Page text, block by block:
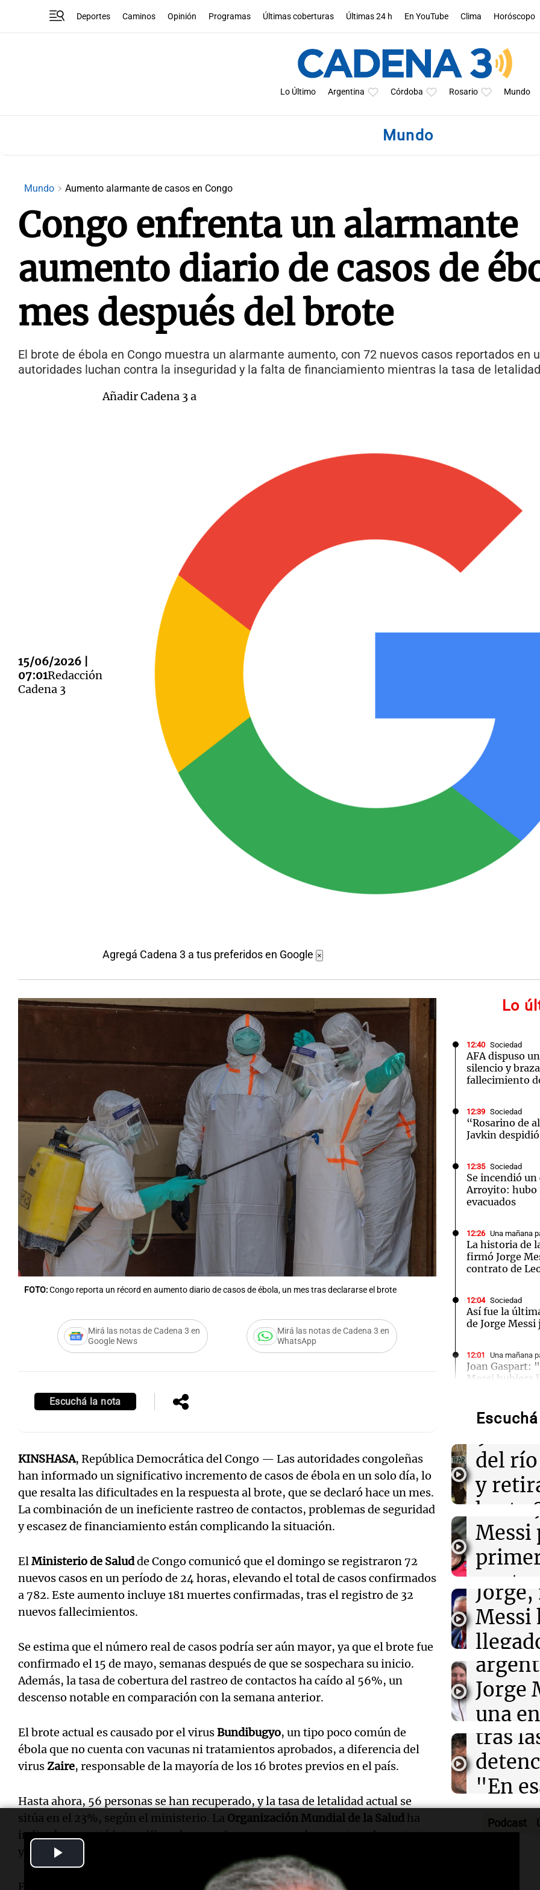
Deportes Caminos Opinión Programas Últimas coberturas Últimas 24 h En YouTube Clima Horóscopo
Lo Último Argentina Córdoba Rosario Mundo
Mundo
Mundo Aumento alarmante de casos en Congo
Congo enfrenta un alarmante
aumento diario de casos de
mes después del brote
El brote de ébola en Congo muestra un alarmante aumento, con 72 nuevos casos reportados en
autoridades luchan contra la inseguridad y la falta de financiamiento mientras la tasa de
15/06/2026 |
07:01Redacción
Cadena 3
Añadir Cadena 3 a
Agregá Cadena 3 a tus preferidos en Google ×
FOTO:Congo reporta un récord en aumento diario de casos de ébola, un mes tras declararse el brote
Mirá las notas de Cadena 3 en
Google News
Mirá las notas de Cadena 3 en
WhatsApp
Escuchá la nota
KINSHASA, República Democrática del Congo — Las autoridades congoleñas
han informado un significativo incremento de casos de ébola en un solo día, lo
que resalta las dificultades en la respuesta al brote, que se declaró hace un mes.
La combinación de un ineficiente rastreo de contactos, problemas de seguridad
y escasez de financiamiento están complicando la situación.
ElMinisterio de Saludde Congo comunicó que el domingo se registraron 72
nuevos casos en un período de 24 horas, elevando el total de casos confirmados
a 782. Este aumento incluye 181 muertes confirmadas, tras el registro de 32
nuevos fallecimientos.
Se estima que el número real de casos podría ser aún mayor, ya que el brote fue
confirmado el 15 de mayo, semanas después de que se sospechara su inicio.
Además, la tasa de cobertura del rastreo de contactos ha caído al 56%, un
descenso notable en comparación con la semana anterior.
El brote actual es causado por el virusBundibugyo, un tipo poco común de
ébola que no cuenta con vacunas ni tratamientos aprobados, a diferencia del
virusZaire, responsable de la mayoría de los 16 brotes previos en el país.
Hasta ahora, 56 personas se han recuperado, y la tasa de letalidad actual se
sitúa en el 23%, según el ministerio. La Organización Mundial de la Salud ha
indicado que está intensificando sus esfuerzos en pruebas, rastreo de contactos
y tratamientos.
El organismo de salud africano ha comenzado a desplegar apoyo técnico,
Lo
12:40 Sociedad
AFA dispuso
silencio y
fallecimiento
12:39 Sociedad
“Rosarino de
Javkin
12:35 Sociedad
Se incendió
Arroyito: hubo
evacuados
12:26 Una mañana
La historia de
firmó Jorge
contrato de
12:04 Sociedad
Así fue la
de Jorge
12:01 Una mañana
Joan Gaspart:
Messi hubiera
11:52 Sociedad
la familia
por duelo
11:46 Una mañana
El abuelo de
casa están
11:38 Una mañana
El orgullo y el
Jorge Messi
Rony Vargas
Audio.
del
y
hasta
de
Una
Episodios
firmó
Messi
Leo
Una
Episodios
Audio.
Jorge,
Messi
llegó"
Una
Episodios
Audio.
sueño
Jorge
una
con
Una
Episodios
Audio.
tras
"En
todos
algo
Audio.
del
ideal:
Audio.
de la
Podcast
Notas
Mundial 2026 La Sole en Cadena 3 Cadena 3